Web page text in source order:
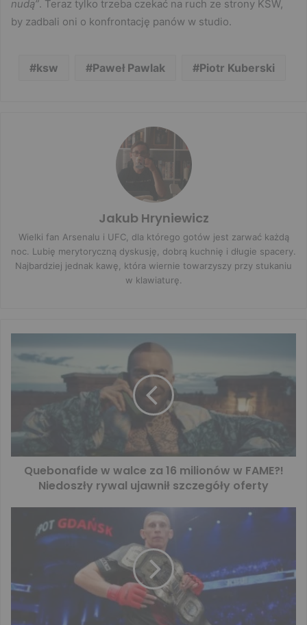
nudą”. Teraz tylko trzeba czekać na ruch ze strony KSW,
by zadbali oni o konfrontację panów w studio.
ksw Paweł Pawlak Piotr Kuberski
Jakub Hryniewicz
Wielki fan Arsenalu i UFC, dla którego gotów jest zarwać każdą
noc. Lubię merytoryczną dyskusję, dobrą kuchnię i długie spacery.
Najbardziej jednak kawę, która wiernie towarzyszy przy stukaniu
w klawiaturę.
Quebonafide w walce za 16 milionów w FAME?!
Niedoszły rywal ujawnił szczegóły oferty